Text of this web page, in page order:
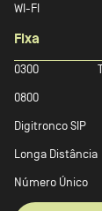
WI-FI
Fixa
0300
0800
Digitronco SIP
Longa Distância
Número Único